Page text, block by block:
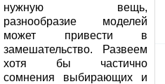
нужную вещь,
разнообразие моделей
может привести в
замешательство. Развеем
хотя бы частично
сомнения выбирающих и